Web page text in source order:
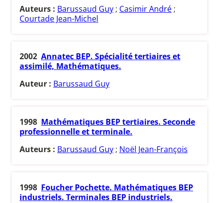
Auteurs : Barussaud Guy ; Casimir André ;
Courtade Jean-Michel
2002 Annatec BEP. Spécialité tertiaires et
assimilé, Mathématiques.
Auteur : Barussaud Guy
1998 Mathématiques BEP tertiaires. Seconde
professionnelle et terminale.
Auteurs : Barussaud Guy ; Noël Jean-François
1998 Foucher Pochette. Mathématiques BEP
industriels. Terminales BEP industriels.